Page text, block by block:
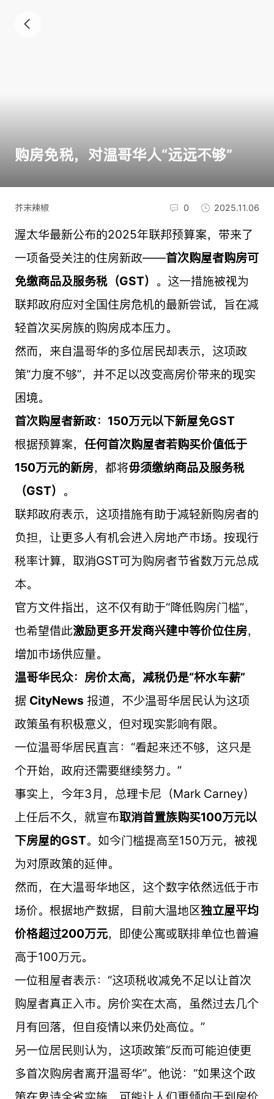
购房免税，对温哥华人“远远不够”
芥末辣椒 0 2025.11.06
渥太华最新公布的2025年联邦预算案，带来了
一项备受关注的住房新政——首次购屋者购房可
免缴商品及服务税（GST） 。这一措施被视为
联邦政府应对全国住房危机的最新尝试，旨在减
轻首次买房族的购房成本压力。
然而，来自温哥华的多位居民却表示，这项政
策“力度不够”，并不足以改变高房价带来的现实
困境。
首次购屋者新政：150万元以下新屋免GST
根据预算案， 任何首次购屋者若购买价值低于
150万元的新房，都将毋须缴纳商品及服务税
（GST） 。
联邦政府表示，这项措施有助于减轻新购房者的
负担，让更多人有机会进入房地产市场。按现行
税率计算，取消GST可为购房者节省数万元总成
本。
官方文件指出，这不仅有助于“降低购房门槛”，
也希望借此激励更多开发商兴建中等价位住房，
增加市场供应量。
温哥华民众：房价太高，减税仍是“杯水车薪”
据 CityNews 报道，不少温哥华居民认为这项
政策虽有积极意义，但对现实影响有限。
一位温哥华居民直言：“看起来还不够，这只是
个开始，政府还需要继续努力。”
事实上，今年3月，总理卡尼（Mark Carney）
上任后不久，就宣布取消首置族购买100万元以
下房屋的GST。如今门槛提高至150万元，被视
为对原政策的延伸。
然而，在大温哥华地区，这个数字依然远低于市
场价。根据地产数据，目前大温地区独立屋平均
价格超过200万元，即使公寓或联排单位也普遍
高于100万元。
一位租屋者表示：“这项税收减免不足以让首次
购屋者真正入市。房价实在太高，虽然过去几个
月有回落，但自疫情以来仍处高位。”
另一位居民则认为，这项政策“反而可能迫使更
多首次购房者离开温哥华”。他说：“如果这个政